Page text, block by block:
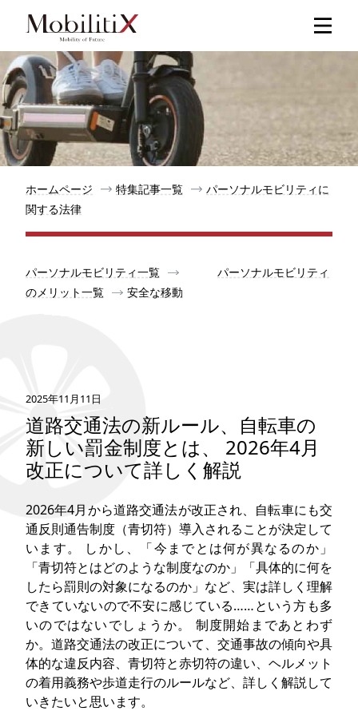
人気記事
特集記事
モビリティ
メリット
お問い合わせ
ホームページ 特集記事一覧
パーソナルモビリティに
関する法律
パーソナルモビリティ一覧
パーソナルモビリティ
のメリット一覧
安全な移動
2025年11月11日
道路交通法の新ルール、自転車の
新しい罰金制度とは、 2026年4月
改正について詳しく解説
2026年4月から道路交通法が改正され、自転車にも交
通反則通告制度（青切符）導入されることが決定して
います。 しかし、「今までとは何が異なるのか」
「青切符とはどのような制度なのか」「具体的に何を
したら罰則の対象になるのか」など、実は詳しく理解
できていないので不安に感じている……という方も多
いのではないでしょうか。 制度開始まであとわず
か。道路交通法の改正について、交通事故の傾向や具
体的な違反内容、青切符と赤切符の違い、ヘルメット
の着用義務や歩道走行のルールなど、詳しく解説して
いきたいと思います。